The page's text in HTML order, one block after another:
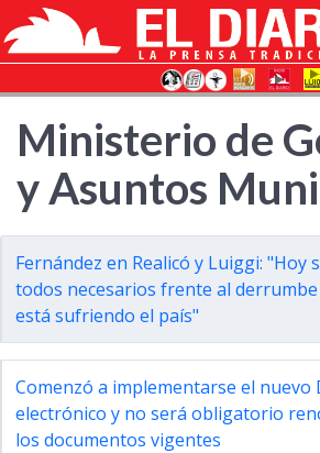
Ministerio de
y Asuntos
Fernández en Realicó y Luiggi: "Hoy
todos necesarios frente al
está sufriendo el país"
Comenzó a implementarse el nuevo
electrónico y no será obligatorio
los documentos vigentes